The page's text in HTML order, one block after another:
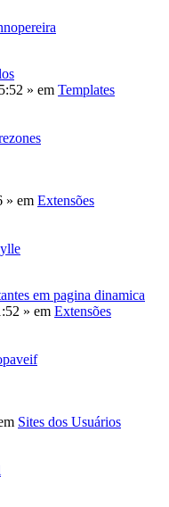
» em Templates
» em Extensões
em pagina dinamica
» em Extensões
Sites dos Usuários